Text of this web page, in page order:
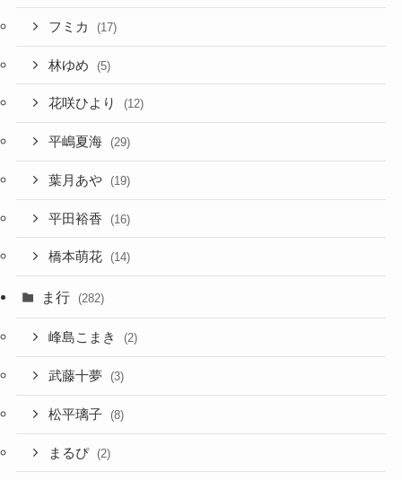
フミカ (17)
林ゆめ (5)
花咲ひより (12)
平嶋夏海 (29)
葉月あや (19)
平田裕香 (16)
橋本萌花 (14)
ま行 (282)
峰島こまき (2)
武藤十夢 (3)
松平璃子 (8)
まるぴ (2)